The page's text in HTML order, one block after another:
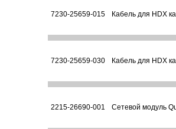
7230-25659-015 Кабель для HDX
7230-25659-030 Кабель для HDX
2215-26690-001 Сетевой модуль